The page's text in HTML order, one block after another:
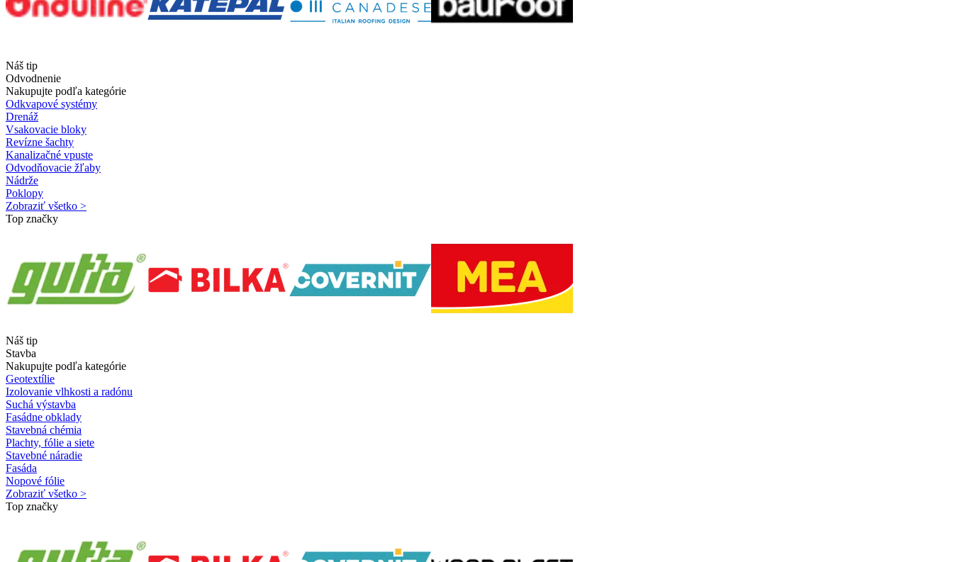
Náš tip
Odvodnenie
Nakupujte podľa kategórie
Odkvapové systémy
Drenáž
Vsakovacie bloky
Revízne šachty
Kanalizačné vpuste
Odvodňovacie žľaby
Nádrže
Poklopy
Zobraziť všetko >
Top značky
Náš tip
Stavba
Nakupujte podľa kategórie
Geotextílie
Izolovanie vlhkosti a radónu
Suchá výstavba
Fasádne obklady
Stavebná chémia
Plachty, fólie a siete
Stavebné náradie
Fasáda
Nopové fólie
Zobraziť všetko >
Top značky